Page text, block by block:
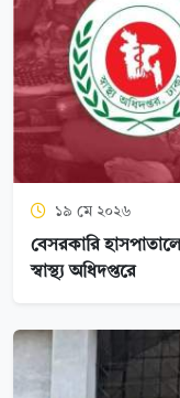
১৯ মে ২০২৬
বেসরকারি
স্বাস্থ্য অধিদপ্তরে